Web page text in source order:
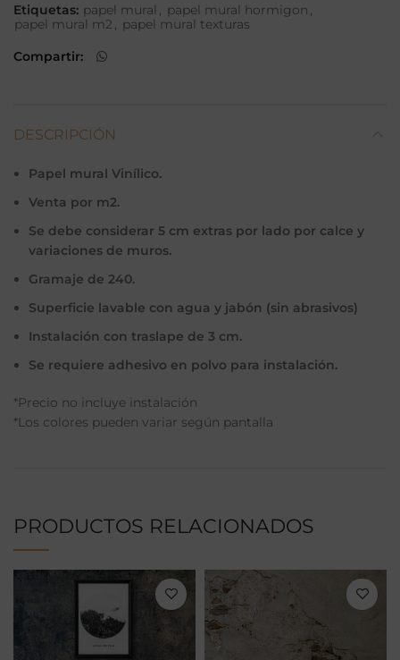
Etiquetas: papel mural , papel mural hormigon ,
papel mural m2 , papel mural texturas
Compartir
DESCRIPCIÓN
Papel mural Vinílico.
Venta por m2.
Se debe considerar 5 cm extras por lado por calce y
variaciones de muros.
Gramaje de 240.
Superficie lavable con agua y jabón (sin abrasivos)
Instalación con traslape de 3 cm.
Se requiere adhesivo en polvo para instalación.
*Precio no incluye instalación
*Los colores pueden variar según pantalla
PRODUCTOS RELACIONADOS